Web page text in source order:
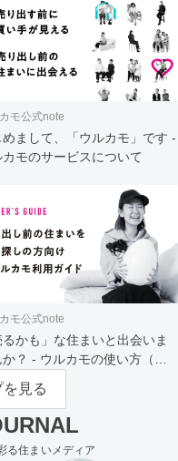
モ公式note
めまして、「ウルカモ」です -
カモのサービスについて
モ公式note
るかも」な住まいと出会いま
？ - ウルカモの使い方（買
ま向け）
見る
る住まいメディア